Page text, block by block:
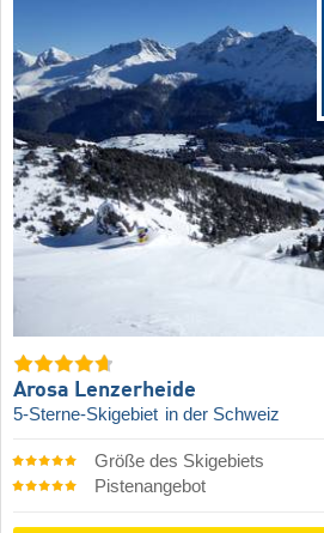
Arosa Lenzerheide
5-Sterne-Skigebiet in der Schweiz
Größe des Skigebiets
Pistenangebot